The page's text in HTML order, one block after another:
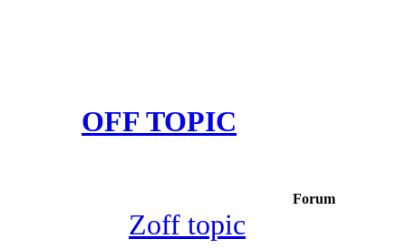
OFF TOPIC
Forum
Zoff topic